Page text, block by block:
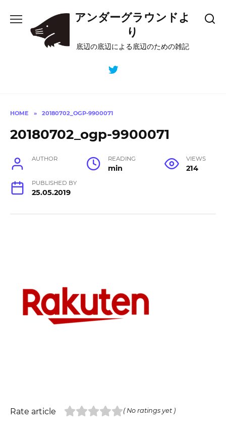
content
アンダーグラウンドよ
り
底辺の底辺による底辺のための雑記
HOME » 20180702_OGP-9900071
20180702_ogp-9900071
AUTHOR READING
min
VIEWS
214
PUBLISHED BY
25.05.2019
Rate article ( No ratings yet )